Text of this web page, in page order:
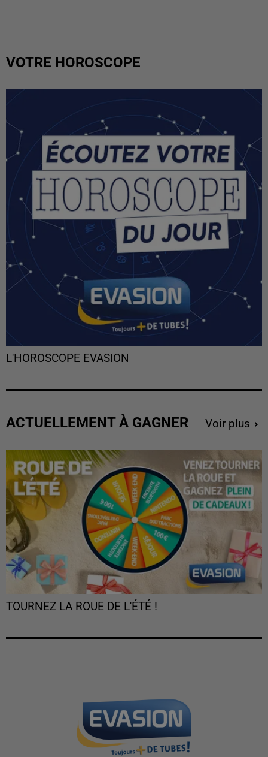
VOTRE HOROSCOPE
L'HOROSCOPE EVASION
ACTUELLEMENT À GAGNER Voir plus
TOURNEZ LA ROUE DE L'ÉTÉ !